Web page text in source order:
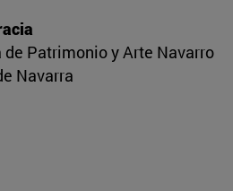
Patrimonio y Arte Navarro
Navarra